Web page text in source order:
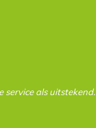
service als uitstekend.